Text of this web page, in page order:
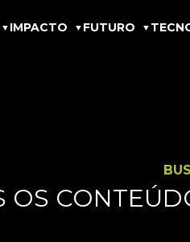
IMPACTO FUTURO
OS